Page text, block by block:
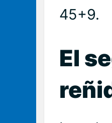
45+9.
El